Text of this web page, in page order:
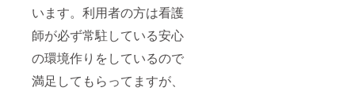
います。利用者の方は看護
師が必ず常駐している安心
の環境作りをしているので
満足してもらってますが、